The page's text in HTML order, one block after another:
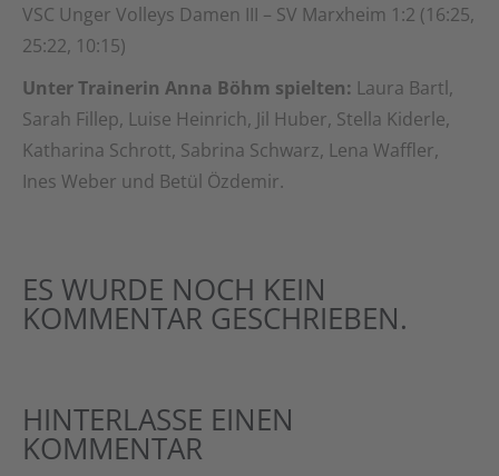
VSC Unger Volleys Damen III – SV Marxheim 1:2 (16:25,
25:22, 10:15)
Unter Trainerin Anna Böhm spielten: Laura Bartl,
Sarah Fillep, Luise Heinrich, Jil Huber, Stella Kiderle,
Katharina Schrott, Sabrina Schwarz, Lena Waffler,
Ines Weber und Betül Özdemir.
ES WURDE NOCH KEIN
KOMMENTAR GESCHRIEBEN.
HINTERLASSE EINEN
KOMMENTAR